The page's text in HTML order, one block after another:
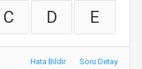
C D E
Hata Bildir Soru Detay